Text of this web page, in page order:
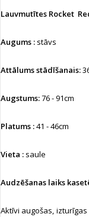
Lauvmutītes Rocket
Augums : stāvs
Attālums stādīšanais:
Augstums:76 - 91cm
Platums :41 - 46cm
Vieta : saule
Audzēšanas laiks
Aktīvi augošas,